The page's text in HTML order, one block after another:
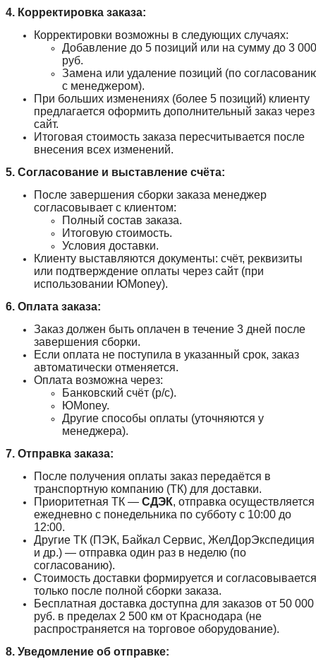
4. Корректировка заказа:
Корректировки возможны в следующих случаях:
Добавление до 5 позиций или на сумму до 3 000
руб.
Замена или удаление позиций (по
с менеджером).
При больших изменениях (более 5 позиций) клиенту
предлагается оформить дополнительный заказ через
сайт.
Итоговая стоимость заказа пересчитывается после
внесения всех изменений.
5. Согласование и выставление счёта:
После завершения сборки заказа менеджер
согласовывает с клиентом:
Полный состав заказа.
Итоговую стоимость.
Условия доставки.
Клиенту выставляются документы: счёт, реквизиты
или подтверждение оплаты через сайт (при
использовании ЮMoney).
6. Оплата заказа:
Заказ должен быть оплачен в течение 3 дней после
завершения сборки.
Если оплата не поступила в указанный срок, заказ
автоматически отменяется.
Оплата возможна через:
Банковский счёт (р/с).
ЮMoney.
Другие способы оплаты (уточняются у
менеджера).
7. Отправка заказа:
После получения оплаты заказ передаётся в
транспортную компанию (ТК) для доставки.
Приоритетная ТК — СДЭК, отправка осуществляется
ежедневно с понедельника по субботу с 10:00 до
12:00.
Другие ТК (ПЭК, Байкал Сервис, ЖелДорЭкспедиция
и др.) — отправка один раз в неделю (по
согласованию).
Стоимость доставки формируется и согласовывается
только после полной сборки заказа.
Бесплатная доставка доступна для заказов от 50 000
руб. в пределах 2 500 км от Краснодара (не
распространяется на торговое оборудование).
8. Уведомление об отправке: